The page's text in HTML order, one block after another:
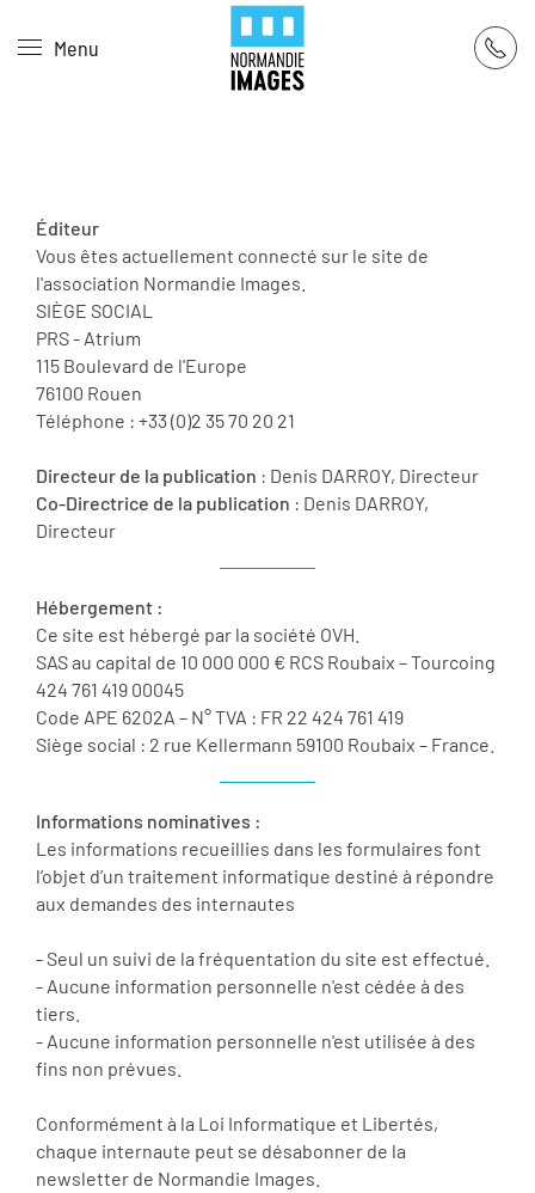
Skip to main content
Menu
Éditeur
Vous êtes actuellement connecté sur le site de
l'association Normandie Images.
SIÈGE SOCIAL
PRS - Atrium
115 Boulevard de l'Europe
76100 Rouen
Téléphone : +33 (0)2 35 70 20 21
Directeur de la publication : Denis DARROY, Directeur
Co-Directrice de la publication : Denis DARROY,
Directeur
Hébergement :
Ce site est hébergé par la société OVH.
SAS au capital de 10 000 000 € RCS Roubaix – Tourcoing
424 761 419 00045
Code APE 6202A – N° TVA : FR 22 424 761 419
Siège social : 2 rue Kellermann 59100 Roubaix – France.
Informations nominatives :
Les informations recueillies dans les formulaires font
l’objet d’un traitement informatique destiné à répondre
aux demandes des internautes
- Seul un suivi de la fréquentation du site est effectué.
- Aucune information personnelle n'est cédée à des
tiers.
- Aucune information personnelle n'est utilisée à des
fins non prévues.
Conformément à la Loi Informatique et Libertés,
chaque internaute peut se désabonner de la
newsletter de Normandie Images.
Panneau de gestion des cookies